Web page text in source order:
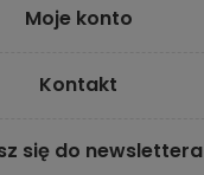
Moje konto
Kontakt
się do newslettera